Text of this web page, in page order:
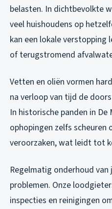
belasten. In dichtbevolkte
veel huishoudens op
kan een lokale
of terugstromend
Vetten en oliën vormen
na verloop van tijd de
In historische panden in De
ophopingen zelfs scheuren
veroorzaken, wat leidt tot
Regelmatig onderhoud
problemen. Onze
inspecties en reinigingen